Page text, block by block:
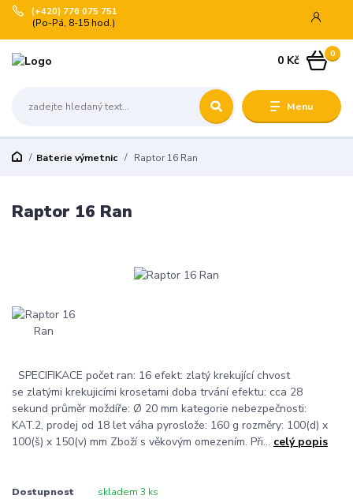
Menu
(+420) 776 075 751
(Po-Pá, 8-15 hod.)
0
0 Kč
Baterie výmetnic Raptor 16 Ran
Raptor 16 Ran
SPECIFIKACE počet ran: 16 efekt: zlatý krekující chvost
se zlatými krekujicími krosetami doba trvání efektu: cca 28
sekund průměr moždíře: Ø 20 mm kategorie nebezpečnosti:
KAT.2, prodej od 18 let váha pyroslože: 160 g rozměry: 100(d) x
100(š) x 150(v) mm Zboží s věkovým omezením. Při... celý popis
Dostupnost skladem 3 ks